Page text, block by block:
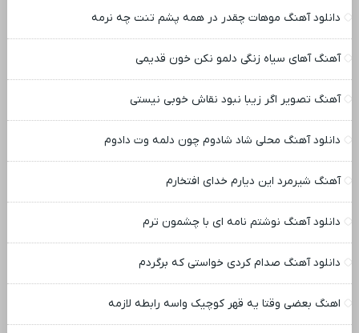
دانلود آهنگ موهات چقدر در همه پشم تنت چه نرمه
آهنگ آهای سیاه زنگی دلمو نکن خون قدیمی
آهنگ تصویر اگر زیبا نبود نقاش خوبی نیستی
دانلود آهنگ محلی شاد شادوم چون دلمه وت دادوم
آهنگ شیرمرد این دیارم خدای افتخارم
دانلود آهنگ نوشتم نامه ای با چشمون ترم
دانلود آهنگ صدام کردی خواستی که برگردم
اهنگ بعضی وقتا یه قهر کوچیک واسه رابطه لازمه